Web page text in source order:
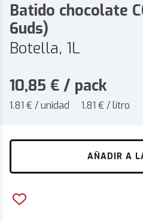
Batido chocolate
6uds)
Botella, 1L
10,85 € / pack
1.81 € / unidad 1.81 € / litro
AÑADIR A